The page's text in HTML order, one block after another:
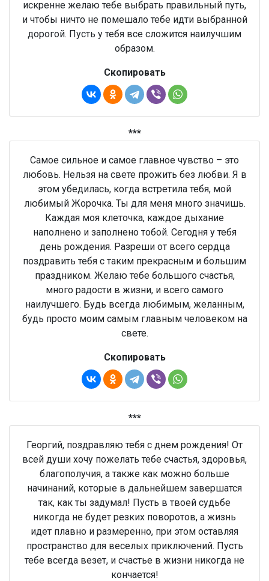
искренне желаю тебе выбрать правильный путь,
и чтобы ничто не помешало тебе идти выбранной
дорогой. Пусть у тебя все сложится наилучшим
образом.
Скопировать
***
Самое сильное и самое главное чувство – это
любовь. Нельзя на свете прожить без любви. Я в
этом убедилась, когда встретила тебя, мой
любимый Жорочка. Ты для меня много значишь.
Каждая моя клеточка, каждое дыхание
наполнено и заполнено тобой. Сегодня у тебя
день рождения. Разреши от всего сердца
поздравить тебя с таким прекрасным и большим
праздником. Желаю тебе большого счастья,
много радости в жизни, и всего самого
наилучшего. Будь всегда любимым, желанным,
будь просто моим самым главным человеком на
свете.
Скопировать
***
Георгий, поздравляю тебя с днем рождения! От
всей души хочу пожелать тебе счастья, здоровья,
благополучия, а также как можно больше
начинаний, которые в дальнейшем завершатся
так, как ты задумал! Пусть в твоей судьбе
никогда не будет резких поворотов, а жизнь
идет плавно и размеренно, при этом оставляя
пространство для веселых приключений. Пусть
тебе всегда везет, и счастье в жизни никогда не
кончается!